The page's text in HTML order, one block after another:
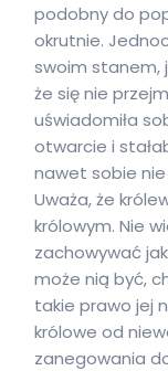
podobny do
okrutnie.
swoim stanem,
że się nie
uświadomiła
otwarcie i
nawet sobie
Uważa, że
królowym. Nie
zachowywać
może nią być,
takie prawo jej
królowe od
zanegowania